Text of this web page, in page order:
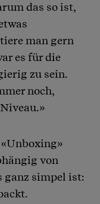
das so ist,
man gern
es für die
zu sein.
noch,
von
ganz simpel ist: